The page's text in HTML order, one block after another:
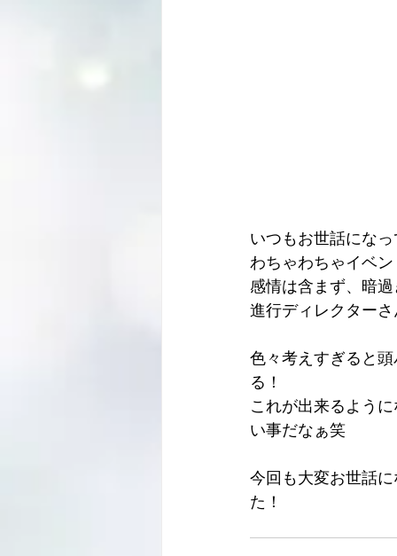
いつもお世話にな
わちゃわちゃイベ
感情は含まず、暗
進行ディレクター
色々考えすぎると
る！
これが出来るよう
い事だなぁ笑
今回も大変お世話
た！